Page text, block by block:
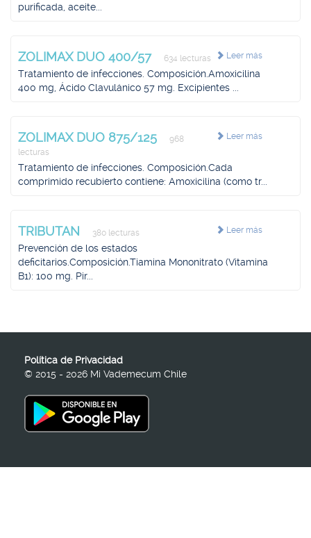
purificada, aceite...
Leer más
ZOLIMAX DUO 400/57 634 lecturas
Tratamiento de infecciones. Composición.Amoxicilina
400 mg, Ácido Clavulánico 57 mg. Excipientes ...
Leer más
ZOLIMAX DUO 875/125
968
lecturas
Tratamiento de infecciones. Composición.Cada
comprimido recubierto contiene: Amoxicilina (como tr...
Leer más
TRIBUTAN 380 lecturas
Prevención de los estados
deficitarios.Composición.Tiamina Mononitrato (Vitamina
B1): 100 mg. Pir...
Política de Privacidad
© 2015 - 2026 Mi Vademecum Chile